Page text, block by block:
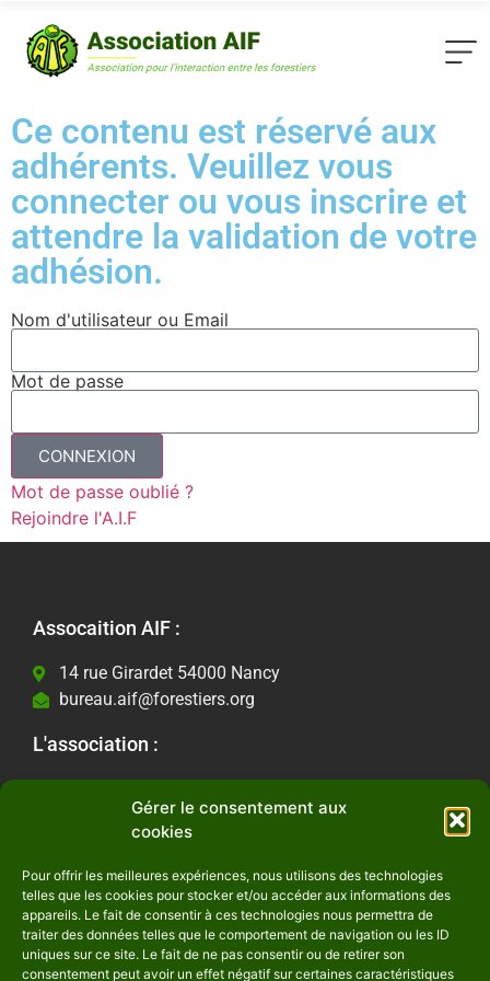
Gérer le consentement aux
cookies
Pour offrir les meilleures expériences, nous utilisons des technologies
telles que les cookies pour stocker et/ou accéder aux informations des
appareils. Le fait de consentir à ces technologies nous permettra de
traiter des données telles que le comportement de navigation ou les ID
uniques sur ce site. Le fait de ne pas consentir ou de retirer son
consentement peut avoir un effet négatif sur certaines caractéristiques
Ce contenu est réservé aux
adhérents. Veuillez vous
connecter ou vous inscrire et
attendre la validation de votre
adhésion.
Nom d'utilisateur ou Email
Mot de passe
CONNEXION
Mot de passe oublié ?
Rejoindre l'A.I.F
Assocaition AIF :
14 rue Girardet 54000 Nancy
bureau.aif@forestiers.org
L'association :
Contactez-nous
Mentions Légales
Politique de confidentialité